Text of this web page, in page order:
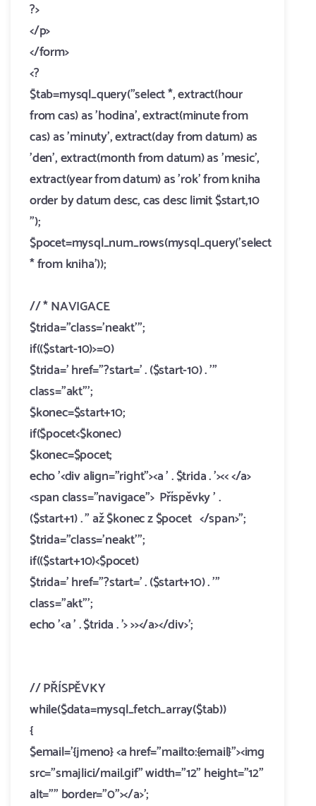
?>
</p>
</form>
<?
$tab=mysql_query("select *, extract(hour
from cas) as 'hodina', extract(minute from
cas) as 'minuty', extract(day from datum) as
'den', extract(month from datum) as 'mesic',
extract(year from datum) as 'rok' from kniha
order by datum desc, cas desc limit $start,10
");
$pocet=mysql_num_rows(mysql_query('select
* from kniha'));
//* NAVIGACE
$trida="class='neakt'";
if(($start-10)>=0)
$trida=' href="?start=' . ($start-10) . '"
class="akt"';
$konec=$start+10;
if($pocet<$konec)
$konec=$pocet;
echo '<div align="right"><a ' . $trida . '><< </a>
<span class="navigace"> Příspěvky ' .
($start+1) . " až $konec z $pocet </span>";
$trida="class='neakt'";
if(($start+10)<$pocet)
$trida=' href="?start=' . ($start+10) . '"
class="akt"';
echo '<a ' . $trida . '> >></a></div>';
//PŘÍSPĚVKY
while($data=mysql_fetch_array($tab))
{
$email='{jmeno} <a href="mailto:{email}"><img
src="smajlici/mail.gif" width="12" height="12"
alt="" border="0"></a>';